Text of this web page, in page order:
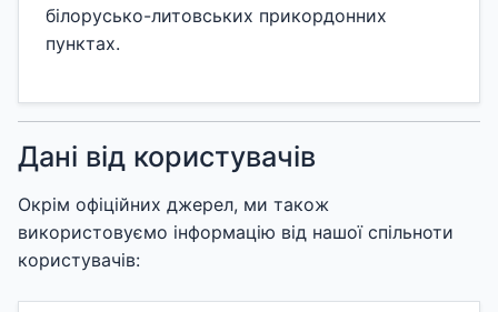
білорусько-литовських прикордонних
пунктах.
Дані від користувачів
Окрім офіційних джерел, ми також
використовуємо інформацію від нашої спільноти
користувачів: